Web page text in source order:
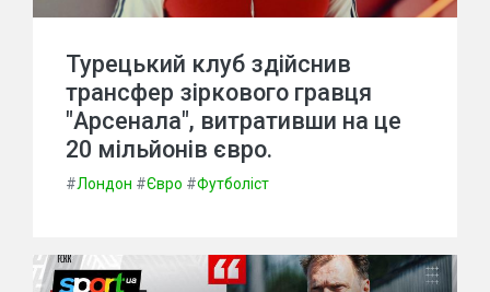
Турецький клуб здійснив
трансфер зіркового гравця
"Арсенала", витративши на це
20 мільйонів євро.
#Лондон #Євро #Футболіст